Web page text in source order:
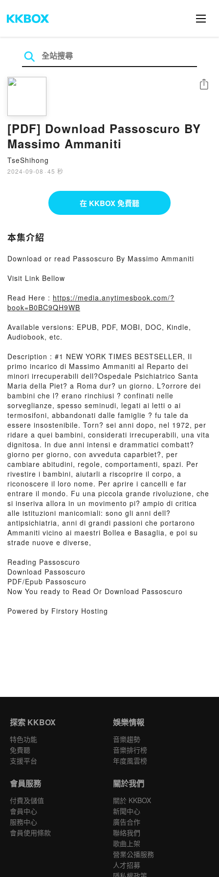
[PDF] Download Passoscuro BY
Massimo Ammaniti
TseShihong
2024-09-08 · 45 秒
分享
在 KKBOX 免費聽
本集介紹
Download or read Passoscuro By Massimo Ammaniti
Visit Link Bellow
Read Here : https://media.anytimesbook.com/?
book=B0BC9QH9WB
Available versions: EPUB, PDF, MOBI, DOC, Kindle,
Audiobook, etc.
Description : #1 NEW YORK TIMES BESTSELLER, Il
primo incarico di Massimo Ammaniti al Reparto dei
minori irrecuperabili dell?Ospedale Psichiatrico Santa
Maria della Piet? a Roma dur? un giorno. L?orrore dei
bambini che l? erano rinchiusi ? confinati nelle
sorveglianze, spesso seminudi, legati ai letti o ai
termosifoni, abbandonati dalle famiglie ? fu tale da
essere insostenibile. Torn? sei anni dopo, nel 1972, per
ridare a quei bambini, considerati irrecuperabili, una vita
dignitosa. In due anni intensi e drammatici combatt?
giorno per giorno, con avveduta caparbiet?, per
cambiare abitudini, regole, comportamenti, spazi. Per
rivestire i bambini, aiutarli a riscoprire il corpo, a
riconoscere il loro nome. Per aprire i cancelli e far
entrare il mondo. Fu una piccola grande rivoluzione, che
si inseriva allora in un movimento pi? ampio di critica
alle istituzioni manicomiali: sono gli anni dell?
antipsichiatria, anni di grandi passioni che portarono
Ammaniti vicino ai maestri Bollea e Basaglia, e poi su
strade nuove e diverse,
Reading Passoscuro
Download Passoscuro
PDF/Epub Passoscuro
Now You ready to Read Or Download Passoscuro
Powered by Firstory Hosting
探索 KKBOX
特色功能
免費聽
支援平台
娛樂情報
音樂趨勢
音樂排行榜
年度風雲榜
會員服務
付費及儲值
會員中心
服務中心
會員使用條款
關於我們
關於 KKBOX
新聞中心
廣告合作
聯絡我們
歌曲上架
營業公播服務
人才招募